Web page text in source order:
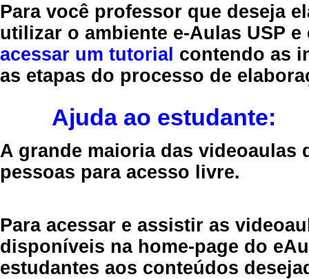
Para você professor que deseja
utilizar o ambiente e-Aulas USP
acessar um tutorial contendo as
as etapas do processo de
Ajuda ao estudante:
A grande maioria das videoaulas
pessoas para acesso livre.
Para acessar e assistir as
disponíveis na home-page do
estudantes aos conteúdos